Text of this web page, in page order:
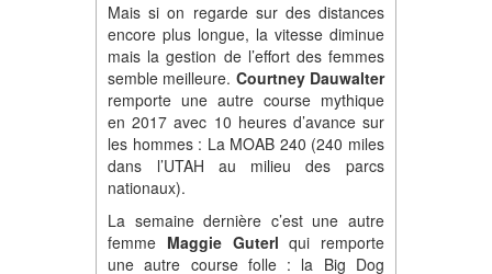
Mais si on regarde sur des distances
encore plus longue, la vitesse diminue
mais la gestion de l’effort des femmes
semble meilleure. Courtney Dauwalter
remporte une autre course mythique
en 2017 avec 10 heures d’avance sur
les hommes : La MOAB 240 (240 miles
dans l’UTAH au milieu des parcs
nationaux).
La semaine dernière c’est une autre
femme Maggie Guterl qui remporte
une autre course folle : la Big Dog